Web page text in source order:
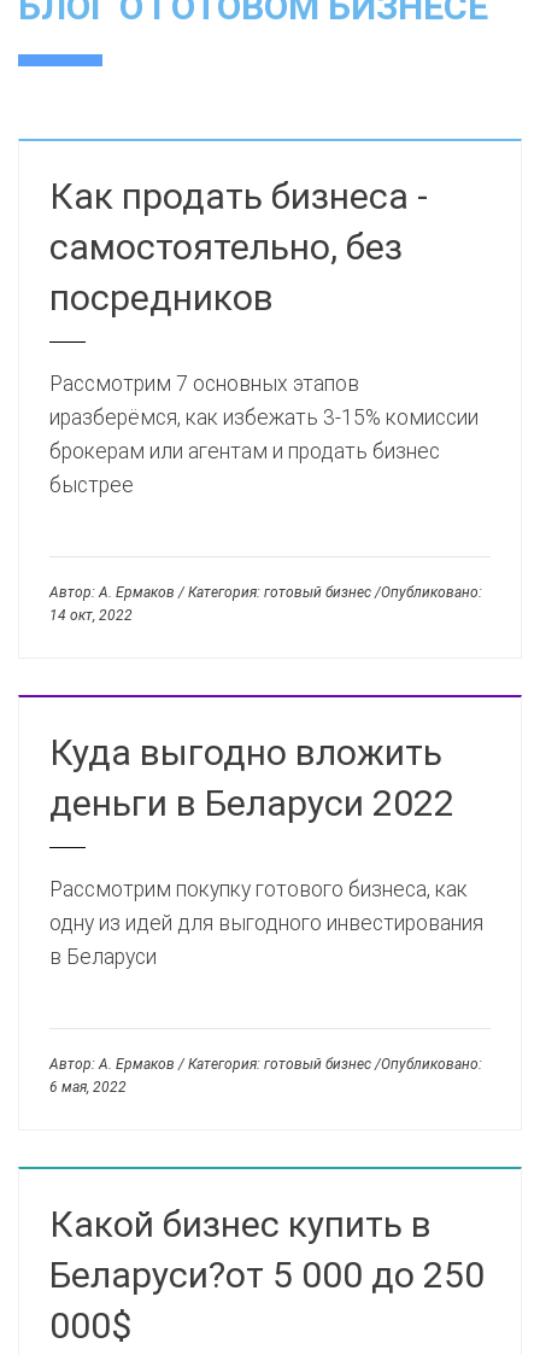
Как продать бизнеса -
самостоятельно, без
посредников
Рассмотрим 7 основных этапов
иразберёмся, как избежать 3-15% комиссии
брокерам или агентам и продать бизнес
быстрее
Автор: А. Ермаков / Категория: готовый бизнес /Опубликовано:
14 окт, 2022
Куда выгодно вложить
деньги в Беларуси 2022
Рассмотрим покупку готового бизнеса, как
одну из идей для выгодного инвестирования
в Беларуси
Автор: А. Ермаков / Категория: готовый бизнес /Опубликовано:
6 мая, 2022
Какой бизнес купить в
Беларуси?от 5 000 до 250
000$